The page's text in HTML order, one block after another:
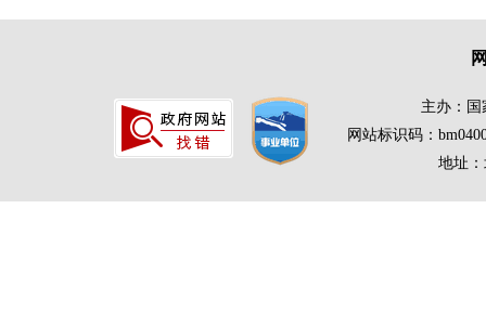
主办：
网站标识码：
地址